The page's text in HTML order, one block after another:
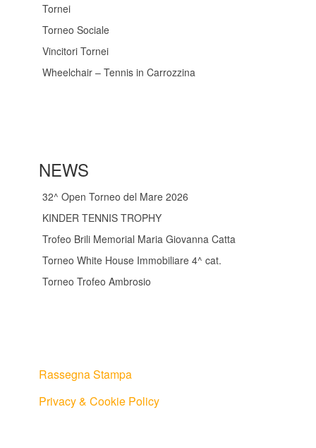
Tornei
Torneo Sociale
Vincitori Tornei
Wheelchair – Tennis in Carrozzina
NEWS
32^ Open Torneo del Mare 2026
KINDER TENNIS TROPHY
Trofeo Brili Memorial Maria Giovanna Catta
Torneo White House Immobiliare 4^ cat.
Torneo Trofeo Ambrosio
Rassegna Stampa
Privacy & Cookie Policy